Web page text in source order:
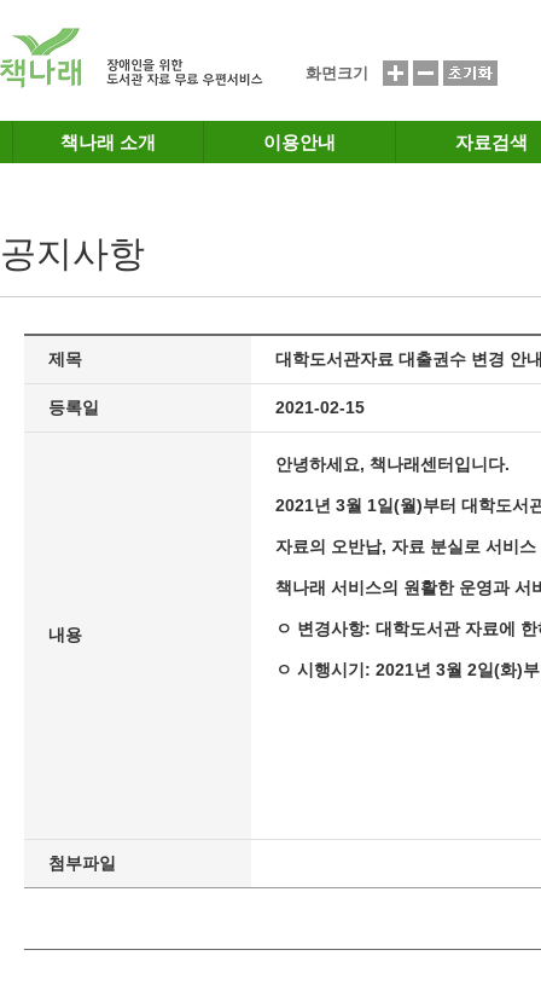
화면크기
책나래 소개 이용안내 자료검색
공지사항
제목 대학도서관자료 대출권수 변경 안
등록일 2021-02-15
내용
안녕하세요, 책나래센터입니다.
2021년 3월 1일(월)부터 대학도서
자료의 오반납, 자료 분실로 서비
책나래 서비스의 원활한 운영과 서
ㅇ 변경사항: 대학도서관 자료에
ㅇ 시행시기: 2021년 3월 2일(화)
첨부파일